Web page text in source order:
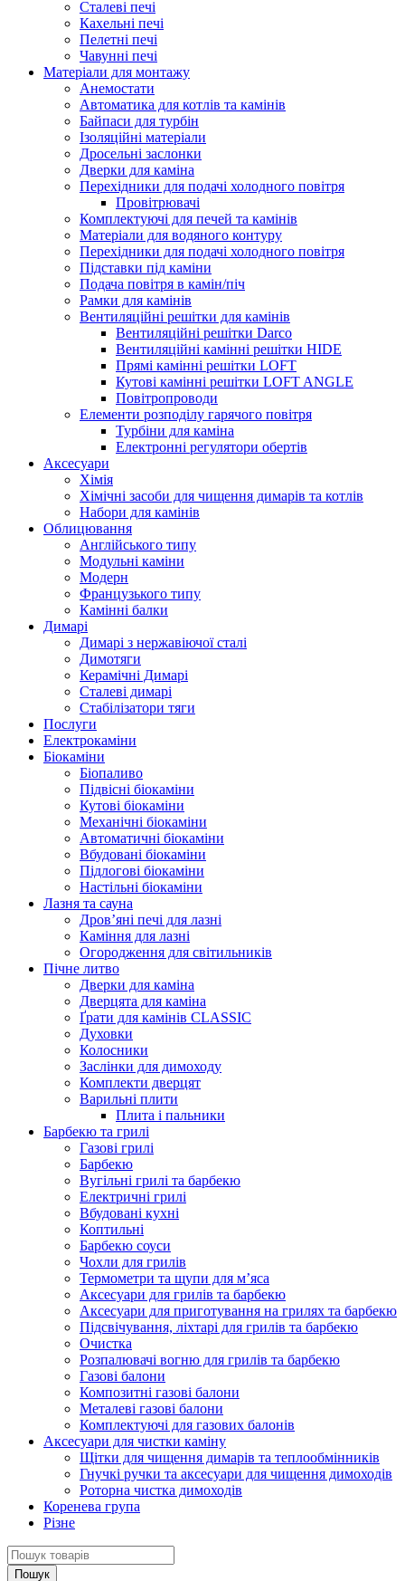
Сталеві печі
Кахельні печі
Пелетні печі
Чавунні печі
Матеріали для монтажу
Анемостати
Автоматика для котлів та камінів
Байпаси для турбін
Ізоляційні матеріали
Дросельні заслонки
Дверки для каміна
Перехідники для подачі холодного повітря
Провітрювачі
Комплектуючі для печей та камінів
Матеріали для водяного контуру
Перехідники для подачі холодного повітря
Підставки під каміни
Подача повітря в камін/піч
Рамки для камінів
Вентиляційні решітки для камінів
Вентиляційні решітки Darco
Вентиляційні камінні решітки HIDE
Прямі камінні решітки LOFT
Кутові камінні решітки LOFT ANGLE
Повітропроводи
Елементи розподілу гарячого повітря
Турбіни для каміна
Електронні регулятори обертів
Аксесуари
Хімія
Хімічні засоби для чищення димарів та котлів
Набори для камінів
Облицювання
Англійського типу
Модульні каміни
Модерн
Французького типу
Камінні балки
Димарі
Димарі з нержавіючої сталі
Димотяги
Керамічні Димарі
Сталеві димарі
Стабілізатори тяги
Послуги
Електрокаміни
Біокаміни
Біопаливо
Підвісні біокаміни
Кутові біокаміни
Механічні біокаміни
Автоматичні біокаміни
Вбудовані біокаміни
Підлогові біокаміни
Настільні біокаміни
Лазня та сауна
Дров’яні печі для лазні
Каміння для лазні
Огородження для світильників
Пічне литво
Дверки для каміна
Дверцята для каміна
Ґрати для камінів CLASSIC
Духовки
Колосники
Заслінки для димоходу
Комплекти дверцят
Варильні плити
Плита і пальники
Барбекю та грилі
Газові грилі
Барбекю
Вугільні грилі та барбекю
Електричні грилі
Вбудовані кухні
Коптильні
Барбекю соуси
Чохли для грилів
Термометри та щупи для м’яса
Аксесуари для грилів та барбекю
Аксесуари для приготування на грилях та барбекю
Підсвічування, ліхтарі для грилів та барбекю
Очистка
Розпалювачі вогню для грилів та барбекю
Газові балони
Композитні газові балони
Металеві газові балони
Комплектуючі для газових балонів
Аксесуари для чистки каміну
Щітки для чищення димарів та теплообмінників
Гнучкі ручки та аксесуари для чищення димоходів
Роторна чистка димоходів
Коренева група
Різне